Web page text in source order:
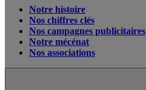
Notre histoire
Nos chiffres clés
Nos campagnes publicitaires
Notre mécénat
Nos associations